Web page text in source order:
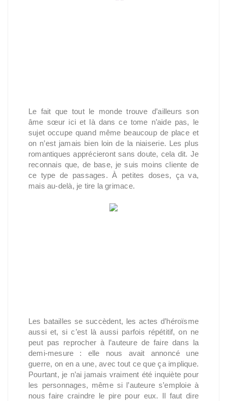
Le fait que tout le monde trouve d’ailleurs son
âme sœur ici et là dans ce tome n’aide pas, le
sujet occupe quand même beaucoup de place et
on n’est jamais bien loin de la niaiserie. Les plus
romantiques apprécieront sans doute, cela dit. Je
reconnais que, de base, je suis moins cliente de
ce type de passages. À petites doses, ça va,
mais au-delà, je tire la grimace.
Les batailles se succèdent, les actes d’héroïsme
aussi et, si c’est là aussi parfois répétitif, on ne
peut pas reprocher à l’auteure de faire dans la
demi-mesure : elle nous avait annoncé une
guerre, on en a une, avec tout ce que ça implique.
Pourtant, je n’ai jamais vraiment été inquiète pour
les personnages, même si l’auteure s’emploie à
nous faire craindre le pire pour eux. Il faut dire